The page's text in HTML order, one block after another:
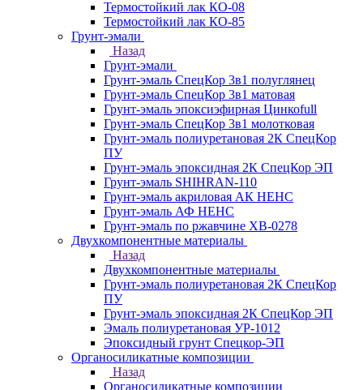
Термостойкий лак КО-08
Термостойкий лак КО-85
Грунт-эмали
Назад
Грунт-эмали
Грунт-эмаль СпецКор 3в1 полуглянец
Грунт-эмаль СпецКор 3в1 матовая
Грунт-эмаль эпоксиэфирная Цинкоfull
Грунт-эмаль СпецКор 3в1 молотковая
Грунт-эмаль полиуретановая 2К СпецКор
ПУ
Грунт-эмаль эпоксидная 2К СпецКор ЭП
Грунт-эмаль SHIHRAN-110
Грунт-эмаль акриловая АК НЕНС
Грунт-эмаль АФ НЕНС
Грунт-эмаль по ржавчине ХВ-0278
Двухкомпонентные материалы
Назад
Двухкомпонентные материалы
Грунт-эмаль полиуретановая 2К СпецКор
ПУ
Грунт-эмаль эпоксидная 2К СпецКор ЭП
Эмаль полиуретановая УР-1012
Эпоксидный грунт Спецкор-ЭП
Органосиликатные композиции
Назад
Органосиликатные композиции